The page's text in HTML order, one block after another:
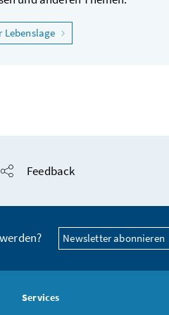
Lebenslage "Ich fühle mich krank"
Feed anzeigen
Feedback
Newsletter abonnieren
Services